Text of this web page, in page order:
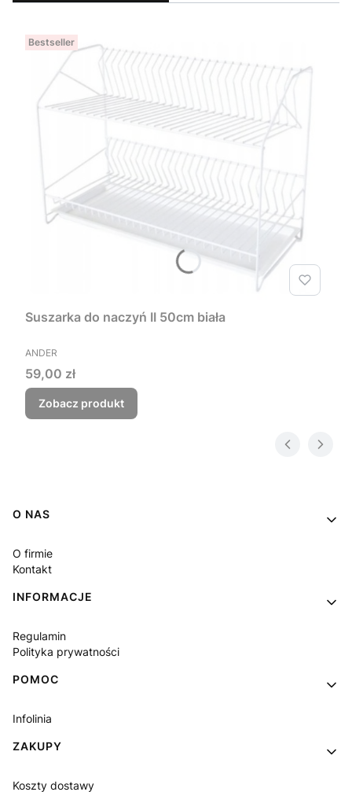
Bestseller
Suszarka do naczyń II 50cm biała
PRODUCENT
ANDER
Cena
59,00 zł
Zobacz produkt
Linki w stopce
O NAS
O firmie
Kontakt
INFORMACJE
Regulamin
Polityka prywatności
POMOC
Infolinia
ZAKUPY
Koszty dostawy